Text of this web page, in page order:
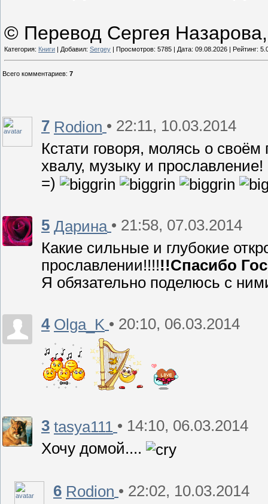
© Перевод Сергея
Категория: Книги | Добавил: Sergey | Просмотров: 5785 | Дата: 09.08.2026 | Рейтинг:
Всего комментариев: 7
7 Rodion • 22:11, 10.03.2014
Кстати говоря, молясь о
хвалу, музыку и
=)
5 Дарина • 21:58, 07.03.2014
Какие сильные и глубокие
прославлении!!!!!!Спасибо
Я обязательно поделюсь с
4 Olga_K • 20:10, 06.03.2014
3 tasya111 • 14:10, 06.03.2014
Хочу домой....
6 Rodion • 22:02, 10.03.2014